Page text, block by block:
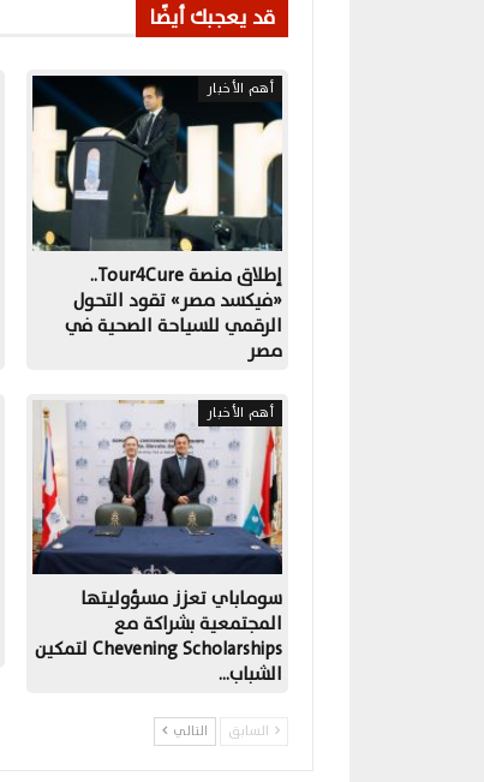
قد يعجبك أيضًا
أهم الأخبار
إطلاق منصة Tour4Cure..
«فيكسد مصر» تقود التحول
الرقمي للسياحة الصحية في
مصر
أهم الأخبار
سوماباي تعزز مسؤوليتها
المجتمعية بشراكة مع
Chevening Scholarships لتمكين
الشباب…
السابق التالي